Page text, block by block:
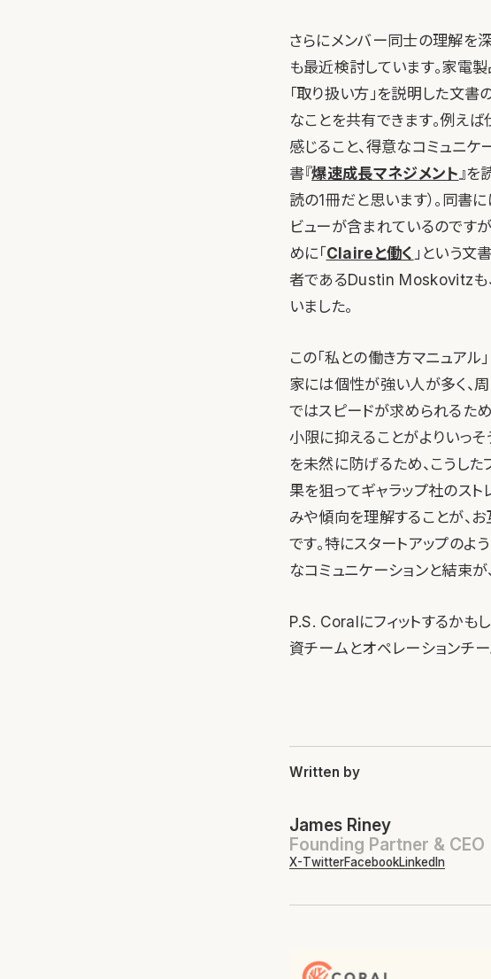
さらにメンバー同士の理解を
も最近検討しています。家電
「取り扱い方」を説明した文
なことを共有できます。例え
感じること、得意なコミュニ
書『爆速成長マネジメント 』
読の1冊だと思います）。同
ビューが含まれているのです
めに「Claireと働く 」という
者であるDustin Moskovitzも、
いました。
この「私との働き方マニュアル
家には個性が強い人が多く、
ではスピードが求められるた
小限に抑えることがよりいっ
を未然に防げるため、こうし
果を狙ってギャラップ社のス
みや傾向を理解することが、
です。特にスタートアップのよ
なコミュニケーションと結束が
P.S. Coralにフィットするかも
資チームとオペレーションチ
Written by
James Riney
Founding Partner & CEO
X-TwitterFacebookLinkedIn